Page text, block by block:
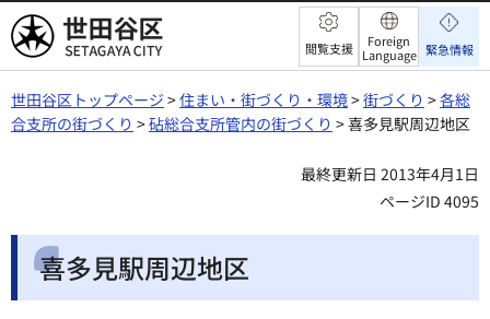
世田谷区 閲覧支援
Foreign
Language 緊急情報
世田谷区トップページ >住まい・街づくり・環境>街づくり >各総
合支所の街づくり >砧総合支所管内の街づくり > 喜多見駅周辺地区
最終更新日 2013年4月1日
ページID 4095
喜多見駅周辺地区